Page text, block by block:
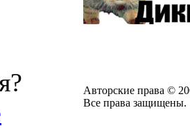
Авторские права ©
Все права защищены.